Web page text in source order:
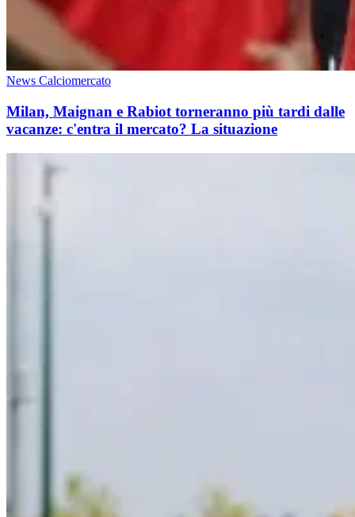
News Calciomercato
Milan, Maignan e Rabiot torneranno più tardi dalle
vacanze: c'entra il mercato? La situazione